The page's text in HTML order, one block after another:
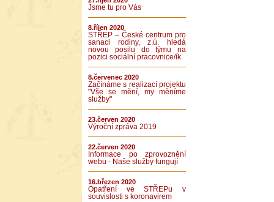
Jsme tu pro Vás
8.říjen 2020
STŘEP – České centrum pro
sanaci rodiny, z.ú. hledá
novou posilu do týmu na
pozici sociální pracovnice/ík
8.červenec 2020
Začínáme s realizací projektu
"Vše se mění, my měníme
služby"
23.červen 2020
Výroční zpráva 2019
22.červen 2020
Informace po zprovoznění
webu - Naše služby fungují
16.březen 2020
Opatření ve STŘEPu v
souvislosti s koronavirem